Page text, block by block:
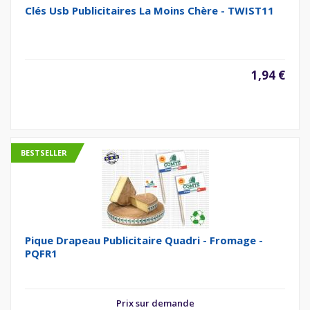
Clés Usb Publicitaires La Moins Chère - TWIST11
1,94 €
BESTSELLER
Pique Drapeau Publicitaire Quadri - Fromage -
PQFR1
Prix sur demande